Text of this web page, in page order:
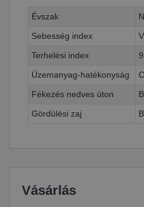
Évszak
Sebesség index
Terhelési index
Üzemanyag-hatékonyság
C
Fékezés nedves úton
B
Gördülési zaj
Vásárlás